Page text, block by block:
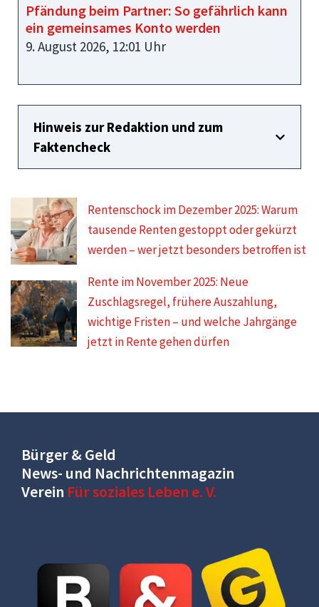
Pfändung beim Partner: So gefährlich kann
ein gemeinsames Konto werden
9. August 2026, 12:01 Uhr
Hinweis zur Redaktion und zum
Faktencheck
Rentenschock im Dezember 2025: Warum
tausende Renten gestoppt oder gekürzt
werden – wer jetzt besonders betroffen ist
Rente im November 2025: Neue
Zuschlagsregel, frühere Auszahlung,
wichtige Fristen – und welche Jahrgänge
jetzt in Rente gehen dürfen
Bürger & Geld
News- und Nachrichtenmagazin
Verein Für soziales Leben e. V.